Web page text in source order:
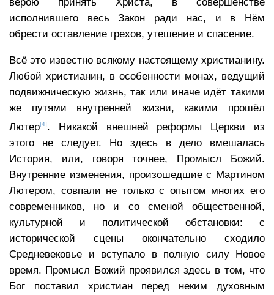
верою принять Христа, в совершенстве
исполнившего весь Закон ради нас, и в Нём
обрести оставление грехов, утешение и спасение.
Всё это известно всякому настоящему христианину.
Любой христианин, в особенности монах, ведущий
подвижническую жизнь, так или иначе идёт такими
же путями внутренней жизни, какими прошёл
Лютер[4]. Никакой внешней реформы Церкви из
этого не следует. Но здесь в дело вмешалась
История, или, говоря точнее, Промысл Божий.
Внутренние изменения, произошедшие с Мартином
Лютером, совпали не только с опытом многих его
современников, но и со сменой общественной,
культурной и политической обстановки: с
исторической сцены окончательно сходило
Средневековье и вступало в полную силу Новое
время. Промысл Божий проявился здесь в том, что
Бог поставил христиан перед неким духовным